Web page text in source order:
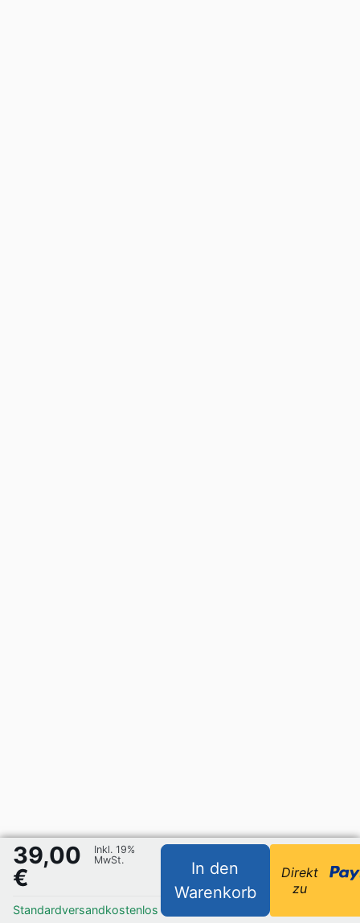
39,00
€
Inkl. 19%
MwSt.
Standardversandkostenlos
In den
Warenkorb
Direkt
zu